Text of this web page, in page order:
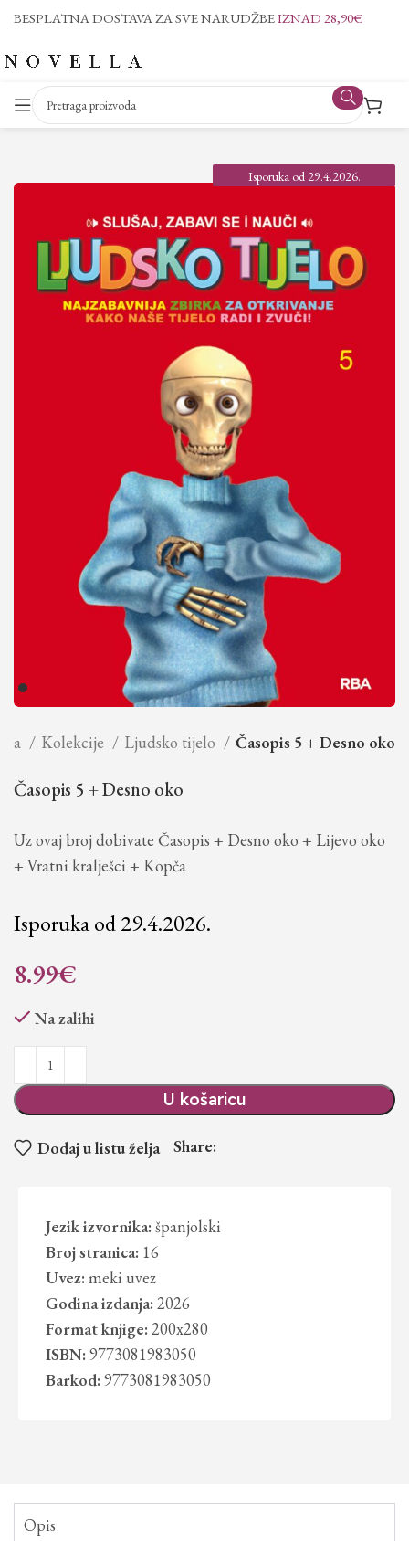
BESPLATNA DOSTAVA ZA SVE NARUDŽBEIZNAD 28,90€
Isporuka od 29.4.2026.
Kolekcije Ljudsko tijelo Časopis 5 + Desno oko
Časopis 5 + Desno oko
Uz ovaj broj dobivate Časopis + Desno oko + Lijevo oko
+ Vratni kralješci + Kopča
Isporuka od 29.4.2026.
8.99€
Na zalihi
U košaricu
Dodaj u listu želja Share:
Jezik izvornika: španjolski
Broj stranica: 16
Uvez: meki uvez
Godina izdanja: 2026
Format knjige: 200x280
ISBN: 9773081983050
Barkod: 9773081983050
Opis